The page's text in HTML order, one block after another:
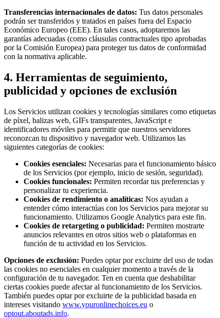
Transferencias internacionales de datos: Tus datos personales
podrán ser transferidos y tratados en países fuera del Espacio
Económico Europeo (EEE). En tales casos, adoptaremos las
garantías adecuadas (como cláusulas contractuales tipo aprobadas
por la Comisión Europea) para proteger tus datos de conformidad
con la normativa aplicable.
4. Herramientas de seguimiento,
publicidad y opciones de exclusión
Los Servicios utilizan cookies y tecnologías similares como etiquetas
de píxel, balizas web, GIFs transparentes, JavaScript e
identificadores móviles para permitir que nuestros servidores
reconozcan tu dispositivo y navegador web. Utilizamos las
siguientes categorías de cookies:
Cookies esenciales: Necesarias para el funcionamiento básico
de los Servicios (por ejemplo, inicio de sesión, seguridad).
Cookies funcionales: Permiten recordar tus preferencias y
personalizar tu experiencia.
Cookies de rendimiento o analíticas: Nos ayudan a
entender cómo interactúas con los Servicios para mejorar su
funcionamiento. Utilizamos Google Analytics para este fin.
Cookies de retargeting o publicidad: Permiten mostrarte
anuncios relevantes en otros sitios web o plataformas en
función de tu actividad en los Servicios.
Opciones de exclusión: Puedes optar por excluirte del uso de todas
las cookies no esenciales en cualquier momento a través de la
configuración de tu navegador. Ten en cuenta que deshabilitar
ciertas cookies puede afectar al funcionamiento de los Servicios.
También puedes optar por excluirte de la publicidad basada en
intereses visitando www.youronlinechoices.eu o
optout.aboutads.info.